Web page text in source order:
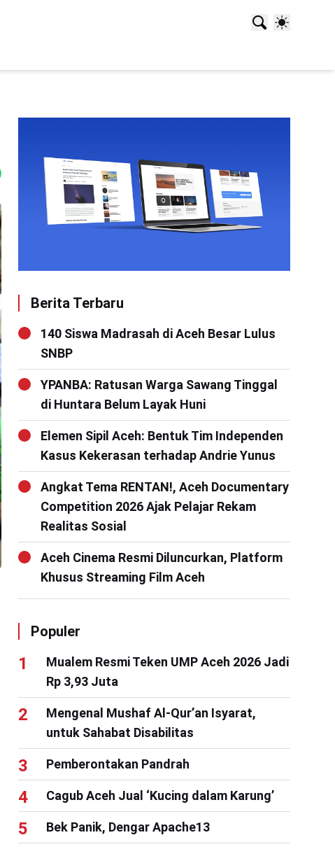
Berita Terbaru
140 Siswa Madrasah di Aceh Besar Lulus
SNBP
YPANBA: Ratusan Warga Sawang Tinggal
di Huntara Belum Layak Huni
Elemen Sipil Aceh: Bentuk Tim Independen
Kasus Kekerasan terhadap Andrie Yunus
Angkat Tema RENTAN!, Aceh Documentary
Competition 2026 Ajak Pelajar Rekam
Realitas Sosial
Aceh Cinema Resmi Diluncurkan, Platform
Khusus Streaming Film Aceh
Populer
Mualem Resmi Teken UMP Aceh 2026 Jadi
Rp 3,93 Juta
Mengenal Mushaf Al-Qur’an Isyarat,
untuk Sahabat Disabilitas
Pemberontakan Pandrah
Cagub Aceh Jual ‘Kucing dalam Karung’
Bek Panik, Dengar Apache13